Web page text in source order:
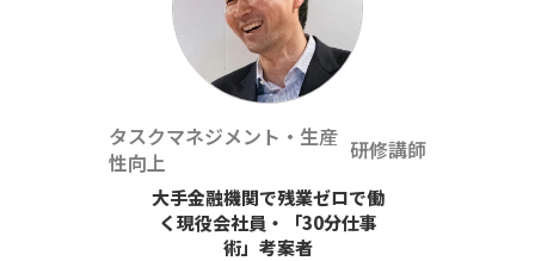
タスクマネジメント・生産
性向上
研修講師
大手金融機関で残業ゼロで働
く現役会社員・「30分仕事
術」考案者